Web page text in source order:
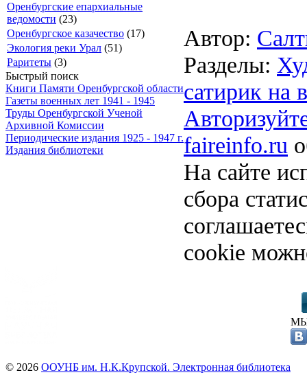
Оренбургские епархиальные
ведомости (23)
Оренбургское казачество (17)
Экология реки Урал (51)
Раритеты (3)
Быстрый поиск
Книги Памяти Оренбургской области
Газеты военных лет 1941 - 1945
Труды Оренбургской Ученой
Архивной Комиссии
Периодические издания 1925 - 1947 г.
Издания библиотеки
Автор:
Разделы:
сатирик на
faireinfo.ru
На сайте
сбора
cookie
© 2026 ООУНБ им. Н.К.Крупской. Электронная библиотека